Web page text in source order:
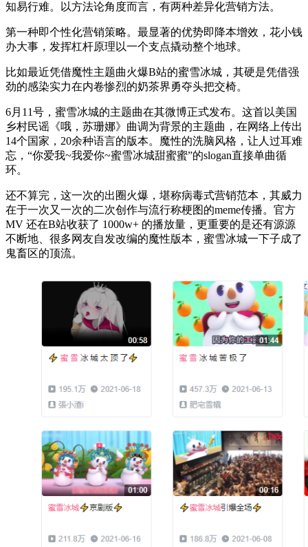
知易行难。以方法论角度而言，有两种差异化营销方法。
第一种即个性化营销策略。最显著的优势即降本增效，花小钱
办大事，发挥杠杆原理以一个支点撬动整个地球。
比如最近凭借魔性主题曲火爆B站的蜜雪冰城，其硬是凭借强
劲的感染实力在内卷惨烈的奶茶界勇夺头把交椅。
6月11号，蜜雪冰城的主题曲在其微博正式发布。这首以美国
乡村民谣《哦，苏珊娜》曲调为背景的主题曲，在网络上传出
14个国家，20余种语言的版本。魔性的洗脑风格，让人过耳难
忘，“你爱我~我爱你~蜜雪冰城甜蜜蜜”的slogan直接单曲循
环。
还不算完，这一次的出圈火爆，堪称病毒式营销范本，其威力
在于一次又一次的二次创作与流行称梗图的meme传播。官方
MV 还在B站收获了 1000w+ 的播放量，更重要的是还有源源
不断地、很多网友自发改编的魔性版本，蜜雪冰城一下子成了
鬼畜区的顶流。